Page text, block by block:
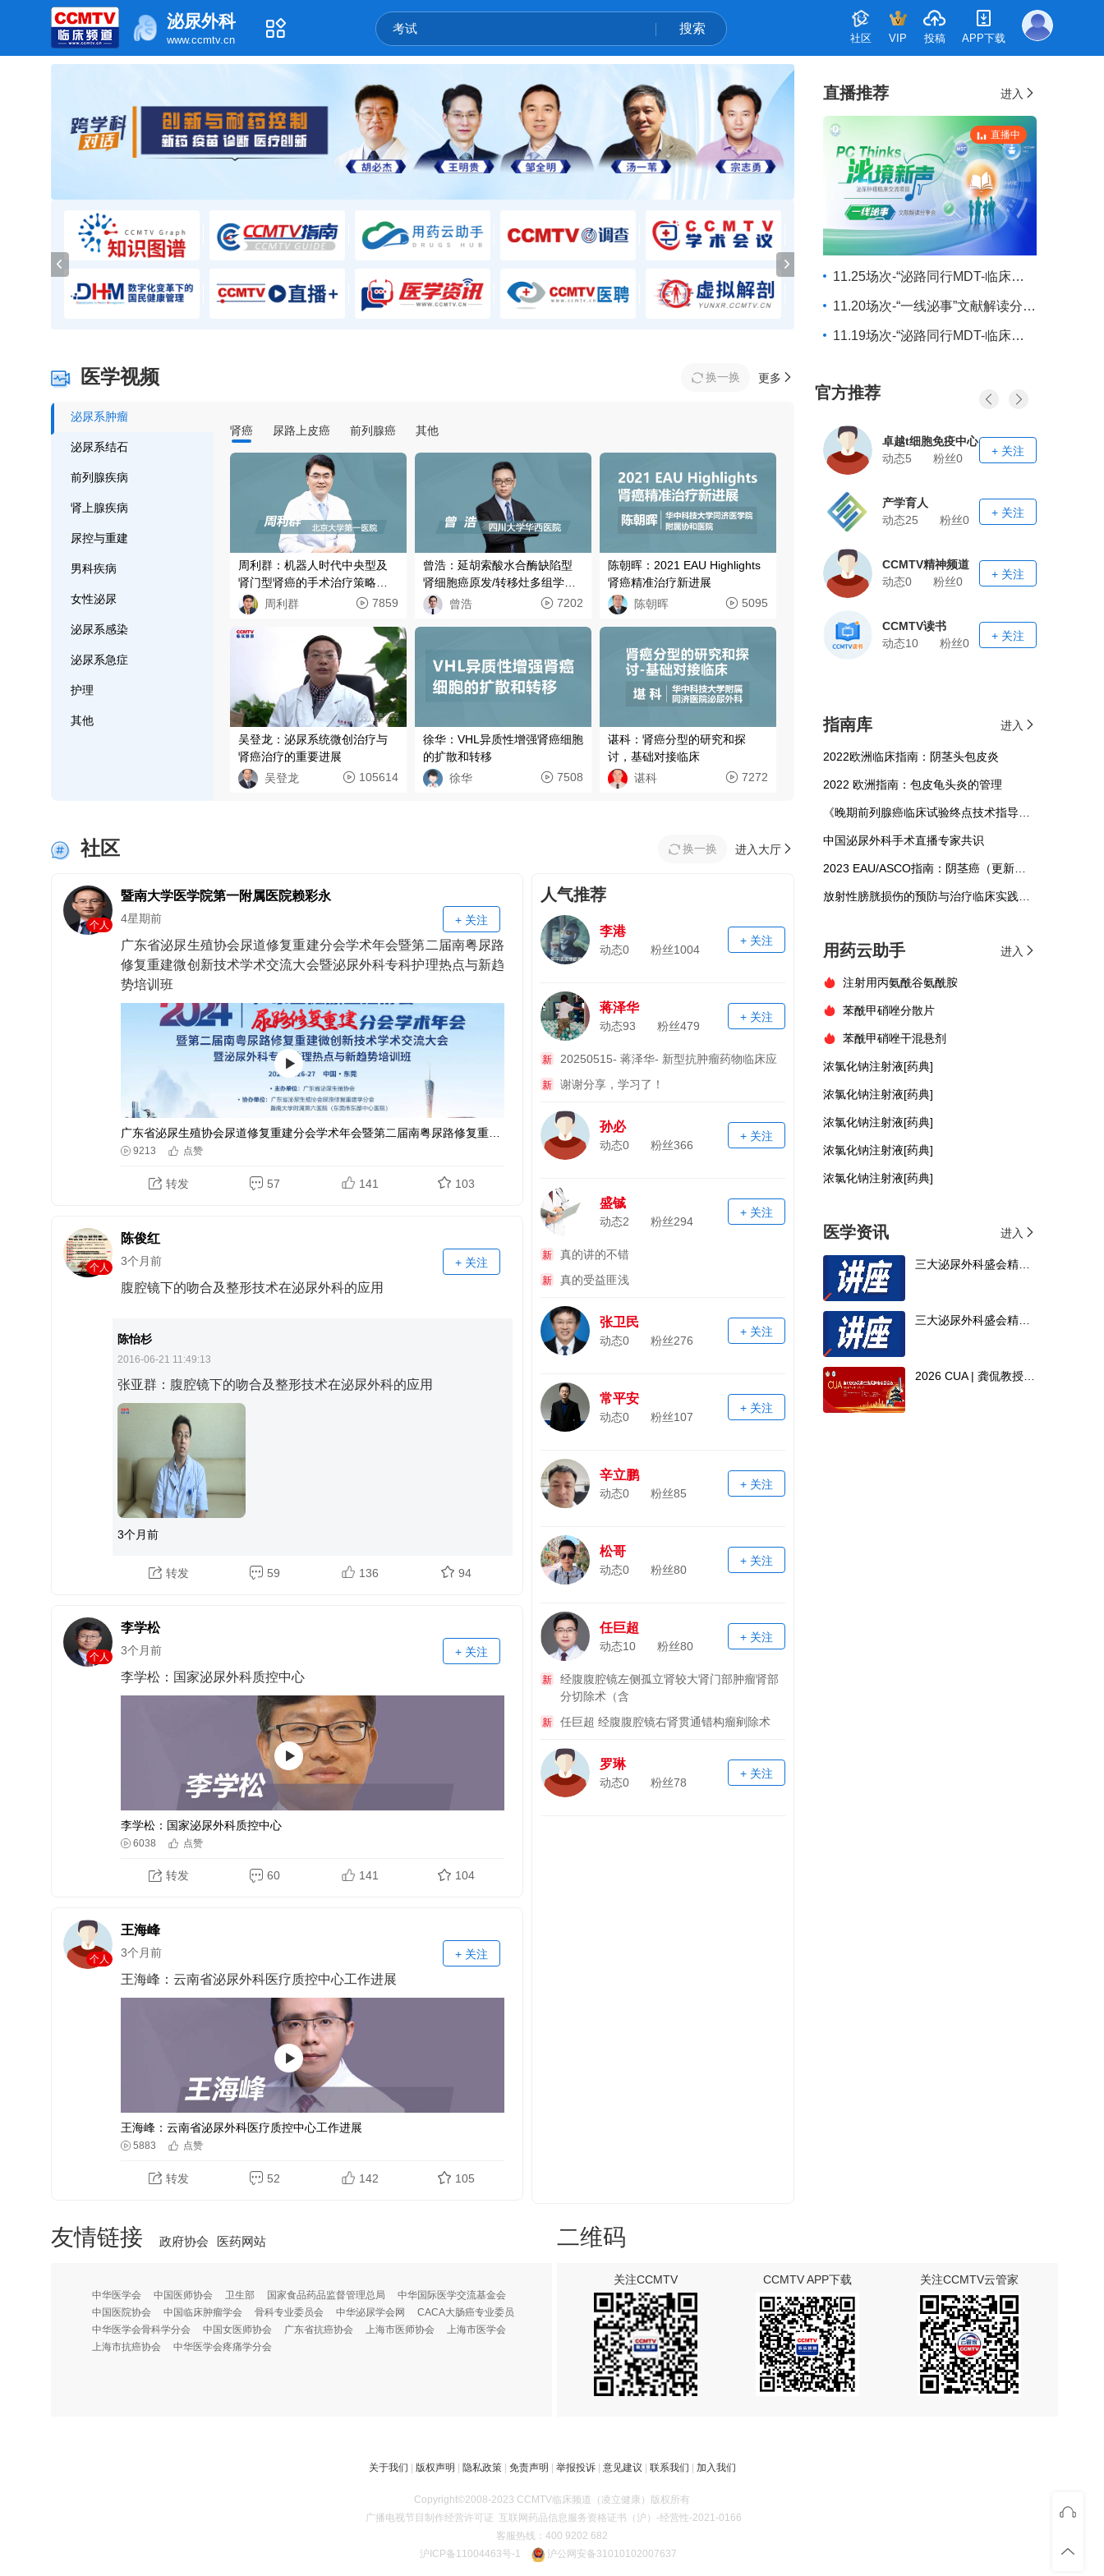
泌尿外科
www.ccmtv.cn
考试
内镜手术的微创技巧
右半结肠的层面游离分析
疝
体格检查
搜索
社区 VIP 投稿 APP下载
医学视频 换一换 更多
泌尿系肿瘤
泌尿系结石
前列腺疾病
肾上腺疾病
尿控与重建
男科疾病
女性泌尿
泌尿系感染
泌尿系急症
护理
其他
肾癌 尿路上皮癌 前列腺癌 其他
周利群：机器人时代中央型及
肾门型肾癌的手术治疗策略与
技巧
周利群 7859
曾浩：延胡索酸水合酶缺陷型
肾细胞癌原发/转移灶多组学及
进化特征研究
曾浩 7202
陈朝晖：2021 EAU Highlights
肾癌精准治疗新进展
陈朝晖
5095
吴登龙：泌尿系统微创治疗与
肾癌治疗的重要进展
吴登龙
105614
徐华：VHL异质性增强肾癌细胞
的扩散和转移
徐华
7508
谌科：肾癌分型的研究和探
讨，基础对接临床
谌科
7272
社区 换一换 进入大厅
个人
暨南大学医学院第一附属医院赖彩永
+ 关注
4星期前
广东省泌尿生殖协会尿道修复重建分会学术年会暨第二届南粤尿路
修复重建微创新技术学术交流大会暨泌尿外科专科护理热点与新趋
势培训班
9213 点赞
转发 57 141 103
个人
陈俊红
+ 关注
3个月前
腹腔镜下的吻合及整形技术在泌尿外科的应用
陈怡杉
2016-06-21 11:49:13
张亚群 ：腹腔镜下的吻合及整形技术在泌尿外科的应用
3个月前
转发 59 136 94
个人
李学松
+ 关注
3个月前
李学松：国家泌尿外科质控中心
李学松：国家泌尿外科质控中心
6038 点赞
转发 60 141 104
个人
王海峰
+ 关注
3个月前
王海峰：云南省泌尿外科医疗质控中心工作进展
王海峰：云南省泌尿外科医疗质控中心工作进展
5883 点赞
转发 52 142 105
人气推荐
李港
动态0 粉丝1004
+ 关注
蒋泽华
动态93 粉丝479
+ 关注
新 20250515- 蒋泽华- 新型抗肿瘤药物临床应
新 谢谢分享，学习了！
孙必
动态0 粉丝366
+ 关注
盛铖
动态2 粉丝294
+ 关注
新 真的讲的不错
新 真的受益匪浅
张卫民
动态0 粉丝276
+ 关注
常平安
动态0 粉丝107
+ 关注
辛立鹏
动态0 粉丝85
+ 关注
松哥
动态0 粉丝80
+ 关注
任巨超
动态10 粉丝80
+ 关注
新
经腹腹腔镜左侧孤立肾较大肾门部肿瘤肾部
分切除术（含
新 任巨超 经腹腹腔镜右肾贯通错构瘤剜除术
罗琳
动态0 粉丝78
+ 关注
直播推荐 进入
直播中
11.25场次-“泌路同行MDT-临床交流会
11.20场次-“一线泌事”文献解读分享会
11.19场次-“泌路同行MDT-临床交流会
官方推荐
卓越t细胞免疫中心
动态5
粉丝0
+ 关注
产学育人
动态25
粉丝0
+ 关注
CCMTV精神频道
动态0
粉丝0
+ 关注
CCMTV读书
动态10
粉丝0
+ 关注
指南库 进入
2022欧洲临床指南：阴茎头包皮炎
2022 欧洲指南：包皮龟头炎的管理
中国泌尿外科手术直播专家共识
用药云助手 进入
注射用丙氨酰谷氨酰胺
苯酰甲硝唑分散片
苯酰甲硝唑干混悬剂
浓氯化钠注射液[药典]
浓氯化钠注射液[药典]
浓氯化钠注射液[药典]
浓氯化钠注射液[药典]
浓氯化钠注射液[药典]
医学资讯 进入
友情链接 政府协会 医药网站
中华医学会 中国医师协会 卫生部 国家食品药品监督管理总局
中华国际医学交流基金会
中国医院协会
中国临床肿瘤学会 骨科专业委员会 中华泌尿学会网
CACA大肠癌专业委员
中华医学会骨科学分会
中国女医师协会 广东省抗癌协会 上海市医师协会
上海市医学会
上海市抗癌协会
中华医学会疼痛学分会
二维码
关注CCMTV CCMTV APP下载 关注CCMTV云管家
关于我们 版权声明 隐私政策| 免责声明 举报投诉| 意见建议 联系我们 加入我们
Copyright©2008-2023 CCMTV临床频道（凌立健康）版权所有
广播电视节目制作经营许可证 互联网药品信息服务资格证书（沪）-经营性-2021-0166
客服热线：400 9202 682
沪ICP备11004463号-1
沪公网安备31010102007637